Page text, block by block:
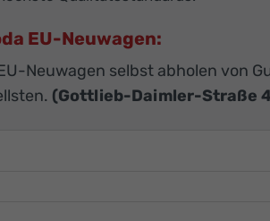
EU-Neuwagen:
Neuwagen selbst abholen von
(Gottlieb-Daimler-Straße